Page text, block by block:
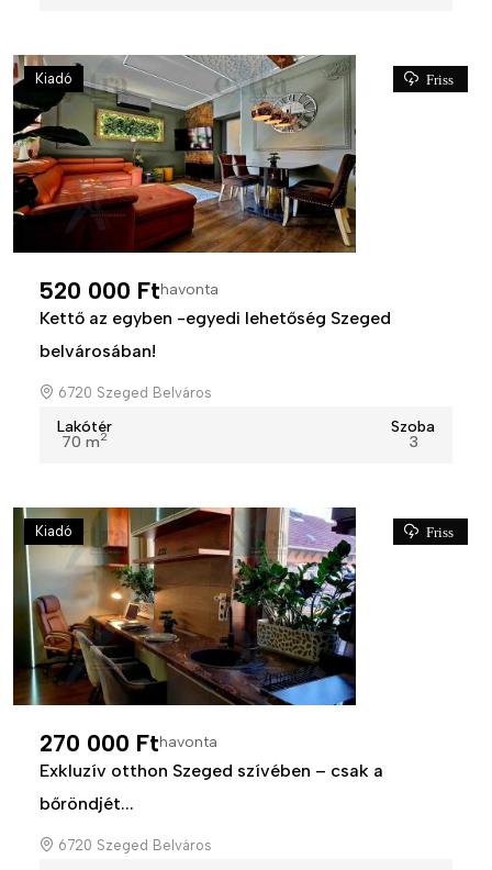
Kiadó Friss
520 000 Fthavonta
Kettő az egyben -egyedi lehetőség Szeged
belvárosában!
6720 Szeged Belváros
Lakótér
70 m2
Szoba
3
Kiadó Friss
270 000 Fthavonta
Exkluzív otthon Szeged szívében – csak a
bőröndjét...
6720 Szeged Belváros